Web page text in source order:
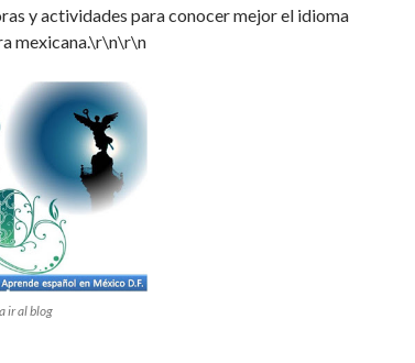
y actividades para conocer mejor el idioma
mexicana.\r\n\r\n
ir al blog